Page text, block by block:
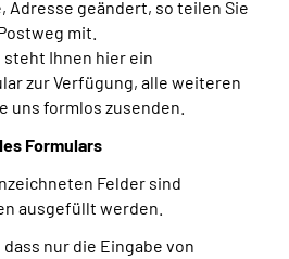
Adresse geändert, so teilen Sie
mit.
Ihnen hier ein
zur Verfügung, alle weiteren
uns formlos zusenden.
Formulars
Felder sind
ausgefüllt werden.
nur die Eingabe von